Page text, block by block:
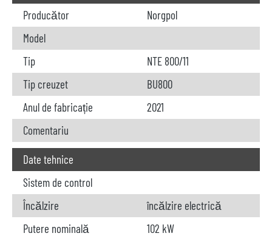
Producător
Norgpol
Model
Tip
NTE 800/11
Tip creuzet
BU800
Anul de fabricație
2021
Comentariu
Date tehnice
Sistem de control
Încălzire
încălzire electrică
Putere nominală
102 kW